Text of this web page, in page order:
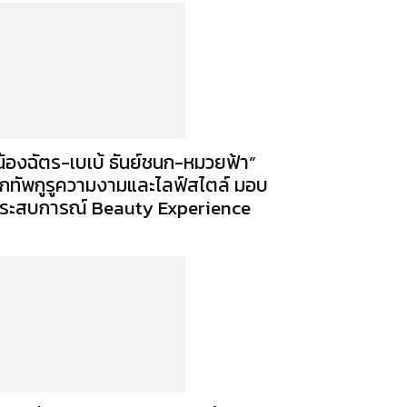
องฉัตร-เบเบ้ ธันย์ชนก-หมวยฟ้า”
ทัพกูรูความงามและไลฟ์สไตล์ มอบ
ะสบการณ์ Beauty Experience